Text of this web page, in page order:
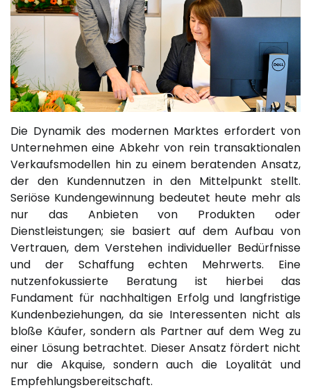
Die Dynamik des modernen Marktes erfordert von
Unternehmen eine Abkehr von rein transaktionalen
Verkaufsmodellen hin zu einem beratenden Ansatz,
der den Kundennutzen in den Mittelpunkt stellt.
Seriöse Kundengewinnung bedeutet heute mehr als
nur das Anbieten von Produkten oder
Dienstleistungen; sie basiert auf dem Aufbau von
Vertrauen, dem Verstehen individueller Bedürfnisse
und der Schaffung echten Mehrwerts. Eine
nutzenfokussierte Beratung ist hierbei das
Fundament für nachhaltigen Erfolg und langfristige
Kundenbeziehungen, da sie Interessenten nicht als
bloße Käufer, sondern als Partner auf dem Weg zu
einer Lösung betrachtet. Dieser Ansatz fördert nicht
nur die Akquise, sondern auch die Loyalität und
Empfehlungsbereitschaft.